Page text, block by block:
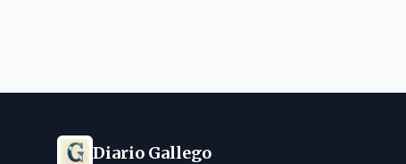
Diario Gallego